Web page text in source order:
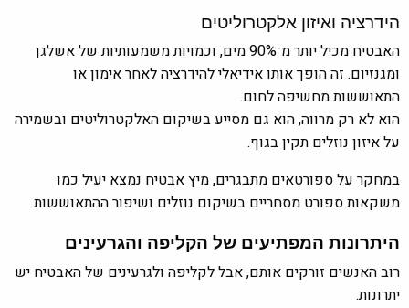
הידרציה ואיזון אלקטרוליטים
האבטיח מכיל יותר מ־90% מים, וכמויות משמעותיות של אשלגן
ומגנזיום. זה הופך אותו אידיאלי להידרציה לאחר אימון או
התאוששות מחשיפה לחום.
הוא לא רק מרווה, הוא גם מסייע בשיקום האלקטרוליטים ובשמירה
על איזון נוזלים תקין בגוף.
במחקר על ספורטאים מתבגרים, מיץ אבטיח נמצא יעיל כמו
משקאות ספורט מסחריים בשיקום נוזלים ושיפור ההתאוששות.
היתרונות המפתיעים של הקליפה והגרעינים
רוב האנשים זורקים אותם, אבל לקליפה ולגרעינים של האבטיח יש
יתרונות.